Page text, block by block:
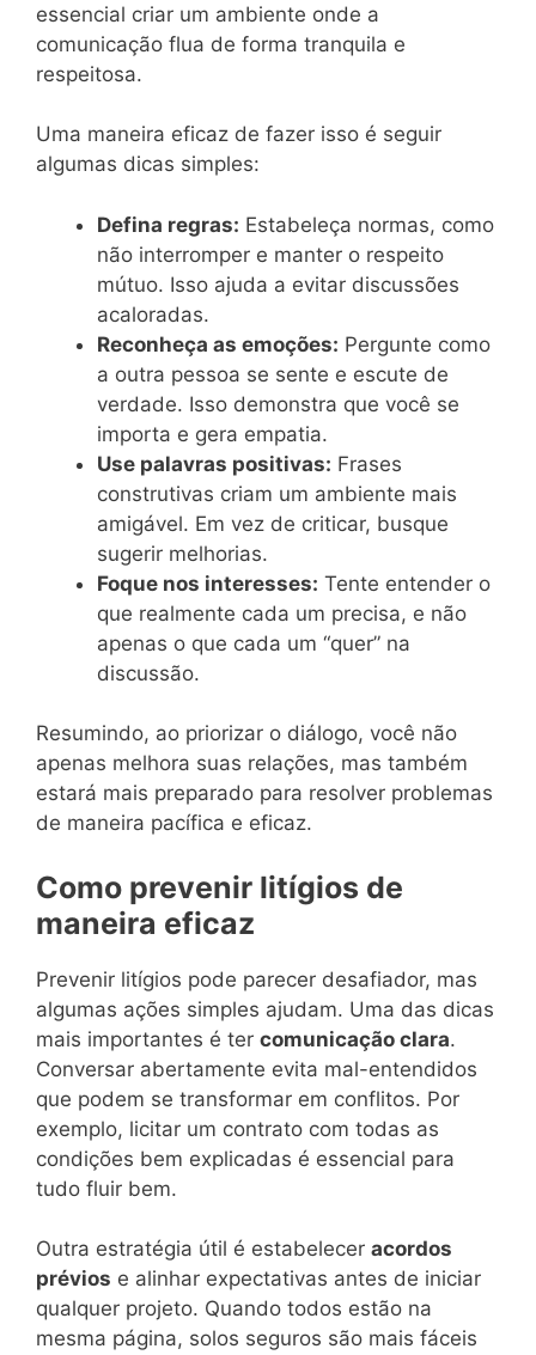
essencial criar um ambiente onde a
comunicação flua de forma tranquila e
respeitosa.
Uma maneira eficaz de fazer isso é seguir
algumas dicas simples:
Defina regras: Estabeleça normas, como
não interromper e manter o respeito
mútuo. Isso ajuda a evitar discussões
acaloradas.
Reconheça as emoções: Pergunte como
a outra pessoa se sente e escute de
verdade. Isso demonstra que você se
importa e gera empatia.
Use palavras positivas: Frases
construtivas criam um ambiente mais
amigável. Em vez de criticar, busque
sugerir melhorias.
Foque nos interesses: Tente entender o
que realmente cada um precisa, e não
apenas o que cada um “quer” na
discussão.
Resumindo, ao priorizar o diálogo, você não
apenas melhora suas relações, mas também
estará mais preparado para resolver problemas
de maneira pacífica e eficaz.
Como prevenir litígios de
maneira eficaz
Prevenir litígios pode parecer desafiador, mas
algumas ações simples ajudam. Uma das dicas
mais importantes é ter comunicação clara.
Conversar abertamente evita mal-entendidos
que podem se transformar em conflitos. Por
exemplo, licitar um contrato com todas as
condições bem explicadas é essencial para
tudo fluir bem.
Outra estratégia útil é estabelecer acordos
prévios e alinhar expectativas antes de iniciar
qualquer projeto. Quando todos estão na
mesma página, solos seguros são mais fáceis